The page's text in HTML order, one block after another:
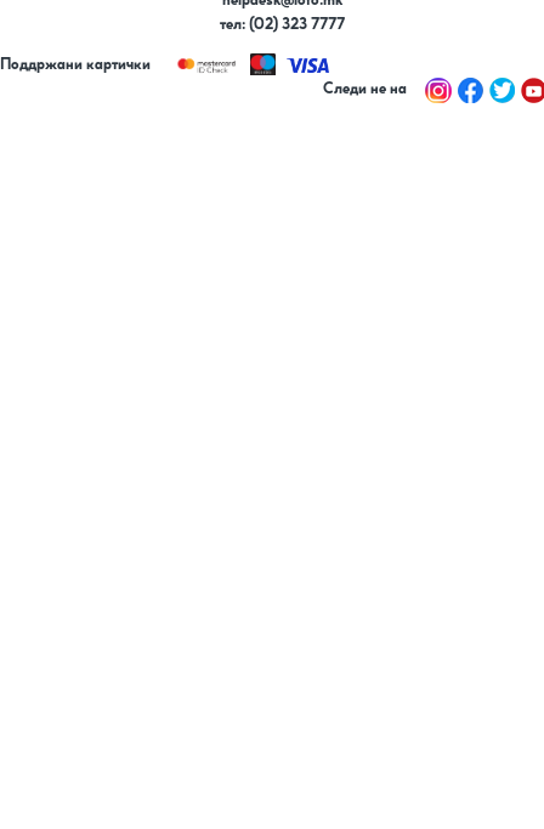
тел: (02) 323 7777
Поддржани картички
Следи не на